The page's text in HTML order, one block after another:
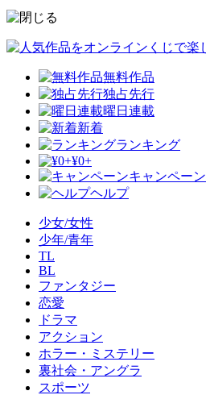
無料作品
独占先行
曜日連載
新着
ランキング
¥0+
キャンペーン
ヘルプ
少女/女性
少年/青年
TL
BL
ファンタジー
恋愛
ドラマ
アクション
ホラー・ミステリー
裏社会・アングラ
スポーツ